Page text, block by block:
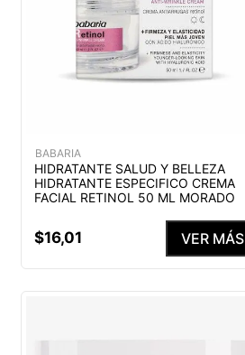
BABARIA
HIDRATANTE SALUD Y BELLEZA
HIDRATANTE ESPECIFICO CREMA
FACIAL RETINOL 50 ML MORADO
$16,01 VER MÁS